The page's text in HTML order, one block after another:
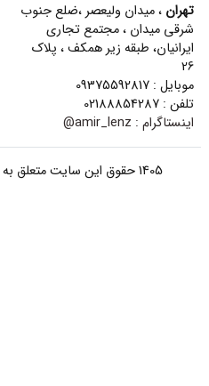
تهران ، میدان ولیعصر ،ضلع جنوب
شرقی میدان ، مجتمع تجاری
ایرانیان، طبقه زیر همکف ، پلاک
26
موبایل : 09375592817
تلفن : 02188854287
اینستاگرام : amir_lenz@
1405 حقوق این سایت متعلق به امیر لنز می باشد. 1392-1405